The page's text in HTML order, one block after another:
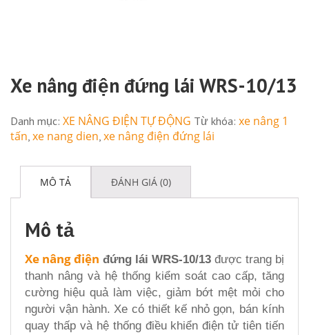
Xe nâng điện đứng lái WRS-10/13
Danh mục: XE NÂNG ĐIỆN TỰ ĐỘNG Từ khóa: xe nâng 1
tấn, xe nang dien, xe nâng điện đứng lái
MÔ TẢ ĐÁNH GIÁ (0)
Mô tả
Xe nâng điện đứng lái WRS-10/13 được trang bị
thanh nâng và hệ thống kiểm soát cao cấp, tăng
cường hiệu quả làm việc, giảm bớt mệt mỏi cho
người vận hành. Xe có thiết kế nhỏ gọn, bán kính
quay thấp và hệ thống điều khiển điện tử tiên tiến